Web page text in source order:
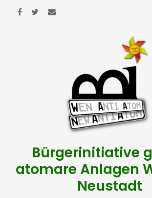
Bürgerinitiative
atomare Anlagen
Neustadt